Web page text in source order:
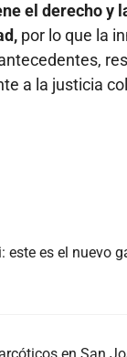
el derecho y
por lo que la
a la justicia
este es el nuevo